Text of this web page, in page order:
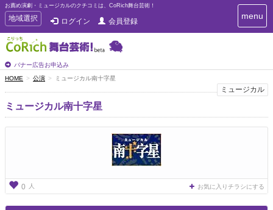
お薦め演劇・ミュージカルのクチコミは、CoRich舞台芸術！
T
o
g
g
e
n
a
v
i
地域選択 ログイン 会員登録
バナー広告お申込み
T
o
n
i
o
menu
HOME 公演 ミュージカル南十字星
ミュージカル
ミュージカル南十字星
0 人 お気に入りチラシにする